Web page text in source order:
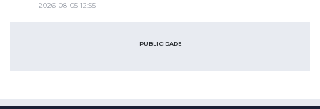
2026-08-05 12:55
PUBLICIDADE